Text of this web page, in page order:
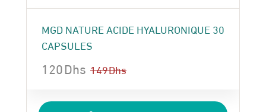
MGD NATURE ACIDE HYALURONIQUE 30
CAPSULES
149Dhs
prix
120Dhs
prix